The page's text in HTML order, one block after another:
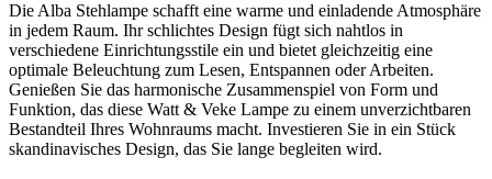
Die Alba Stehlampe schafft eine warme und einladende Atmosphäre
in jedem Raum. Ihr schlichtes Design fügt sich nahtlos in
verschiedene Einrichtungsstile ein und bietet gleichzeitig eine
optimale Beleuchtung zum Lesen, Entspannen oder Arbeiten.
Genießen Sie das harmonische Zusammenspiel von Form und
Funktion, das diese Watt & Veke Lampe zu einem unverzichtbaren
Bestandteil Ihres Wohnraums macht. Investieren Sie in ein Stück
skandinavisches Design, das Sie lange begleiten wird.